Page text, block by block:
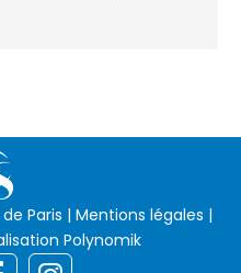
Paris | Mentions légales |
Polynomik